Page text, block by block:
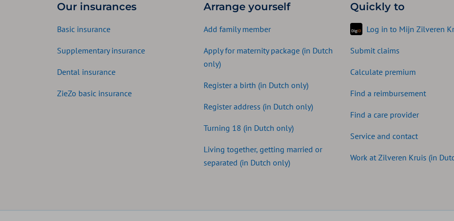
Our insurances
Basic insurance
Supplementary insurance
Dental insurance
ZieZo basic insurance
Arrange yourself
Add family member
Apply for maternity package (in Dutch
only)
Register a birth (in Dutch only)
Register address (in Dutch only)
Turning 18 (in Dutch only)
Living together, getting married or
separated (in Dutch only)
Quickly to
Log in to Mijn Zilveren
Submit claims
Calculate premium
Find a reimbursement
Find a care provider
Service and contact
Work at Zilveren Kruis (in